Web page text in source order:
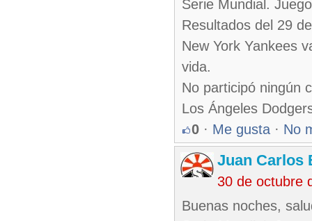
Serie Mundial.
Resultados del 29
New York Yankees
vida.
No participó ningún
Los Ángeles
0 · Me gusta · No
Juan Carlos
30 de octubre
Buenas noches,